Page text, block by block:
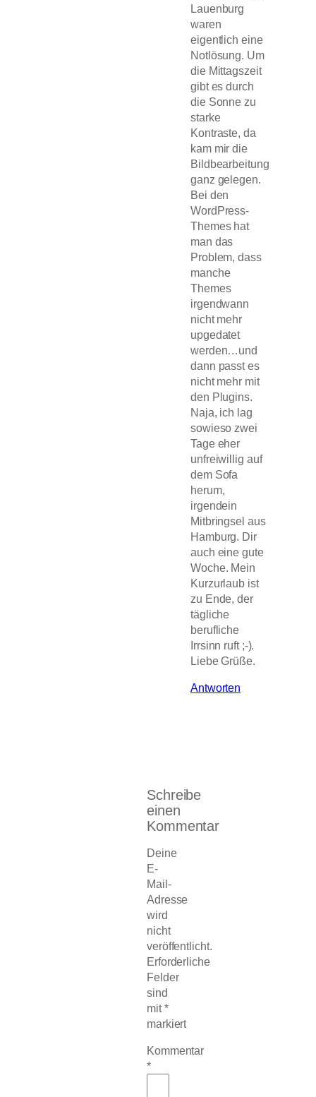
Lauenburg
waren
eigentlich eine
Notlösung. Um
die Mittagszeit
gibt es durch
die Sonne zu
starke
Kontraste, da
kam mir die
Bildbearbeitung
ganz gelegen.
Bei den
WordPress-
Themes hat
man das
Problem, dass
manche
Themes
irgendwann
nicht mehr
upgedatet
werden…und
dann passt es
nicht mehr mit
den Plugins.
Naja, ich lag
sowieso zwei
Tage eher
unfreiwillig auf
dem Sofa
herum,
irgendein
Mitbringsel aus
Hamburg. Dir
auch eine gute
Woche. Mein
Kurzurlaub ist
zu Ende, der
tägliche
berufliche
Irrsinn ruft ;-).
Liebe Grüße.
Antworten
Schreibe
einen
Kommentar
Deine
E-
Mail-
Adresse
wird
nicht
veröffentlicht.
Erforderliche
Felder
sind
mit*
markiert
Kommentar
*